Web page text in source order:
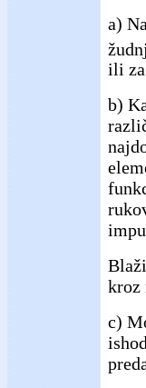
a)
ili za
b)
kroz
c)